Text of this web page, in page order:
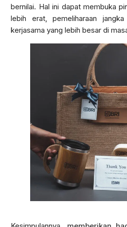
bernilai. Hal ini dapat membuka
lebih erat, pemeliharaan
kerjasama yang lebih besar di